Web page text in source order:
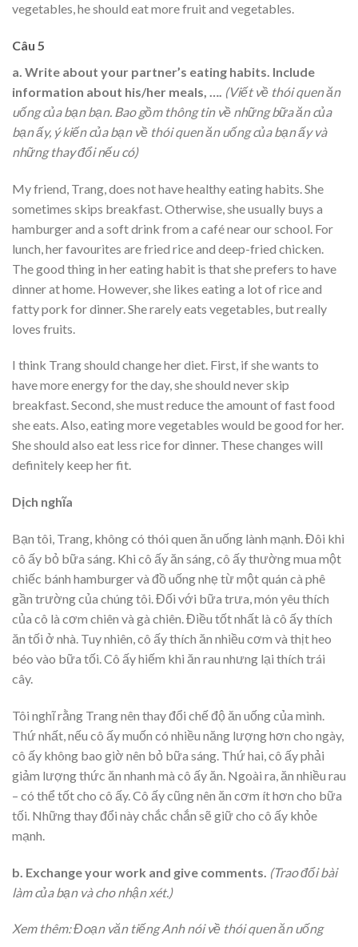
vegetables, he should eat more fruit and vegetables.
Câu 5
a. Write about your partner’s eating habits. Include
information about his/her meals, …. (Viết về thói quen ăn
uống của bạn bạn. Bao gồm thông tin về những bữa ăn của
bạn ấy, ý kiến của bạn về thói quen ăn uống của bạn ấy và
những thay đổi nếu có)
My friend, Trang, does not have healthy eating habits. She
sometimes skips breakfast. Otherwise, she usually buys a
hamburger and a soft drink from a café near our school. For
lunch, her favourites are fried rice and deep-fried chicken.
The good thing in her eating habit is that she prefers to have
dinner at home. However, she likes eating a lot of rice and
fatty pork for dinner. She rarely eats vegetables, but really
loves fruits.
I think Trang should change her diet. First, if she wants to
have more energy for the day, she should never skip
breakfast. Second, she must reduce the amount of fast food
she eats. Also, eating more vegetables would be good for her.
She should also eat less rice for dinner. These changes will
definitely keep her fit.
Dịch nghĩa
Bạn tôi, Trang, không có thói quen ăn uống lành mạnh. Đôi khi
cô ấy bỏ bữa sáng. Khi cô ấy ăn sáng, cô ấy thường mua một
chiếc bánh hamburger và đồ uống nhẹ từ một quán cà phê
gần trường của chúng tôi. Đối với bữa trưa, món yêu thích
của cô là cơm chiên và gà chiên. Điều tốt nhất là cô ấy thích
ăn tối ở nhà. Tuy nhiên, cô ấy thích ăn nhiều cơm và thịt heo
béo vào bữa tối. Cô ấy hiếm khi ăn rau nhưng lại thích trái
cây.
Tôi nghĩ rằng Trang nên thay đổi chế độ ăn uống của mình.
Thứ nhất, nếu cô ấy muốn có nhiều năng lượng hơn cho ngày,
cô ấy không bao giờ nên bỏ bữa sáng. Thứ hai, cô ấy phải
giảm lượng thức ăn nhanh mà cô ấy ăn. Ngoài ra, ăn nhiều rau
– có thể tốt cho cô ấy. Cô ấy cũng nên ăn cơm ít hơn cho bữa
tối. Những thay đổi này chắc chắn sẽ giữ cho cô ấy khỏe
mạnh.
b. Exchange your work and give comments. (Trao đổi bài
làm của bạn và cho nhận xét.)
Xem thêm: Đoạn văn tiếng Anh nói về thói quen ăn uống